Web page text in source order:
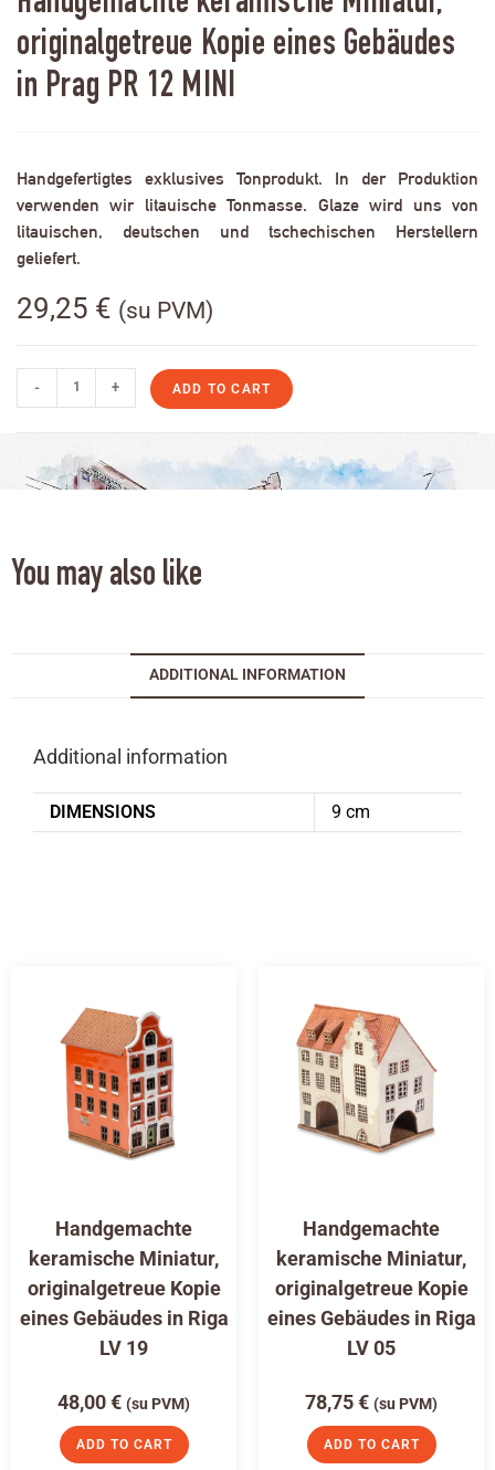
originalgetreue Kopie eines Gebäudes
in Prag PR 12 MINI
Handgefertigtes exklusives Tonprodukt. In der Produktion
verwenden wir litauische Tonmasse. Glaze wird uns von
litauischen, deutschen und tschechischen Herstellern
geliefert.
29,25 € (su PVM)
- + ADD TO CART
You may also like
ADDITIONAL INFORMATION
Additional information
DIMENSIONS 9 cm
Handgemachte
keramische Miniatur,
originalgetreue Kopie
eines Gebäudes in Riga
LV 19
48,00€ (su PVM)
ADD TO CART
Handgemachte
keramische Miniatur,
originalgetreue Kopie
eines Gebäudes in Riga
LV 05
78,75€ (su PVM)
ADD TO CART